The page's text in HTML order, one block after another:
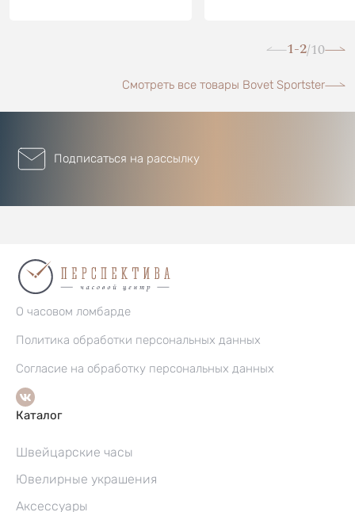
1-2/10
Смотреть все товары Bovet Sportster
Подписаться на рассылку
О часовом ломбарде
Политика обработки персональных данных
Согласие на обработку персональных данных
Каталог
Швейцарские часы
Ювелирные украшения
Аксессуары